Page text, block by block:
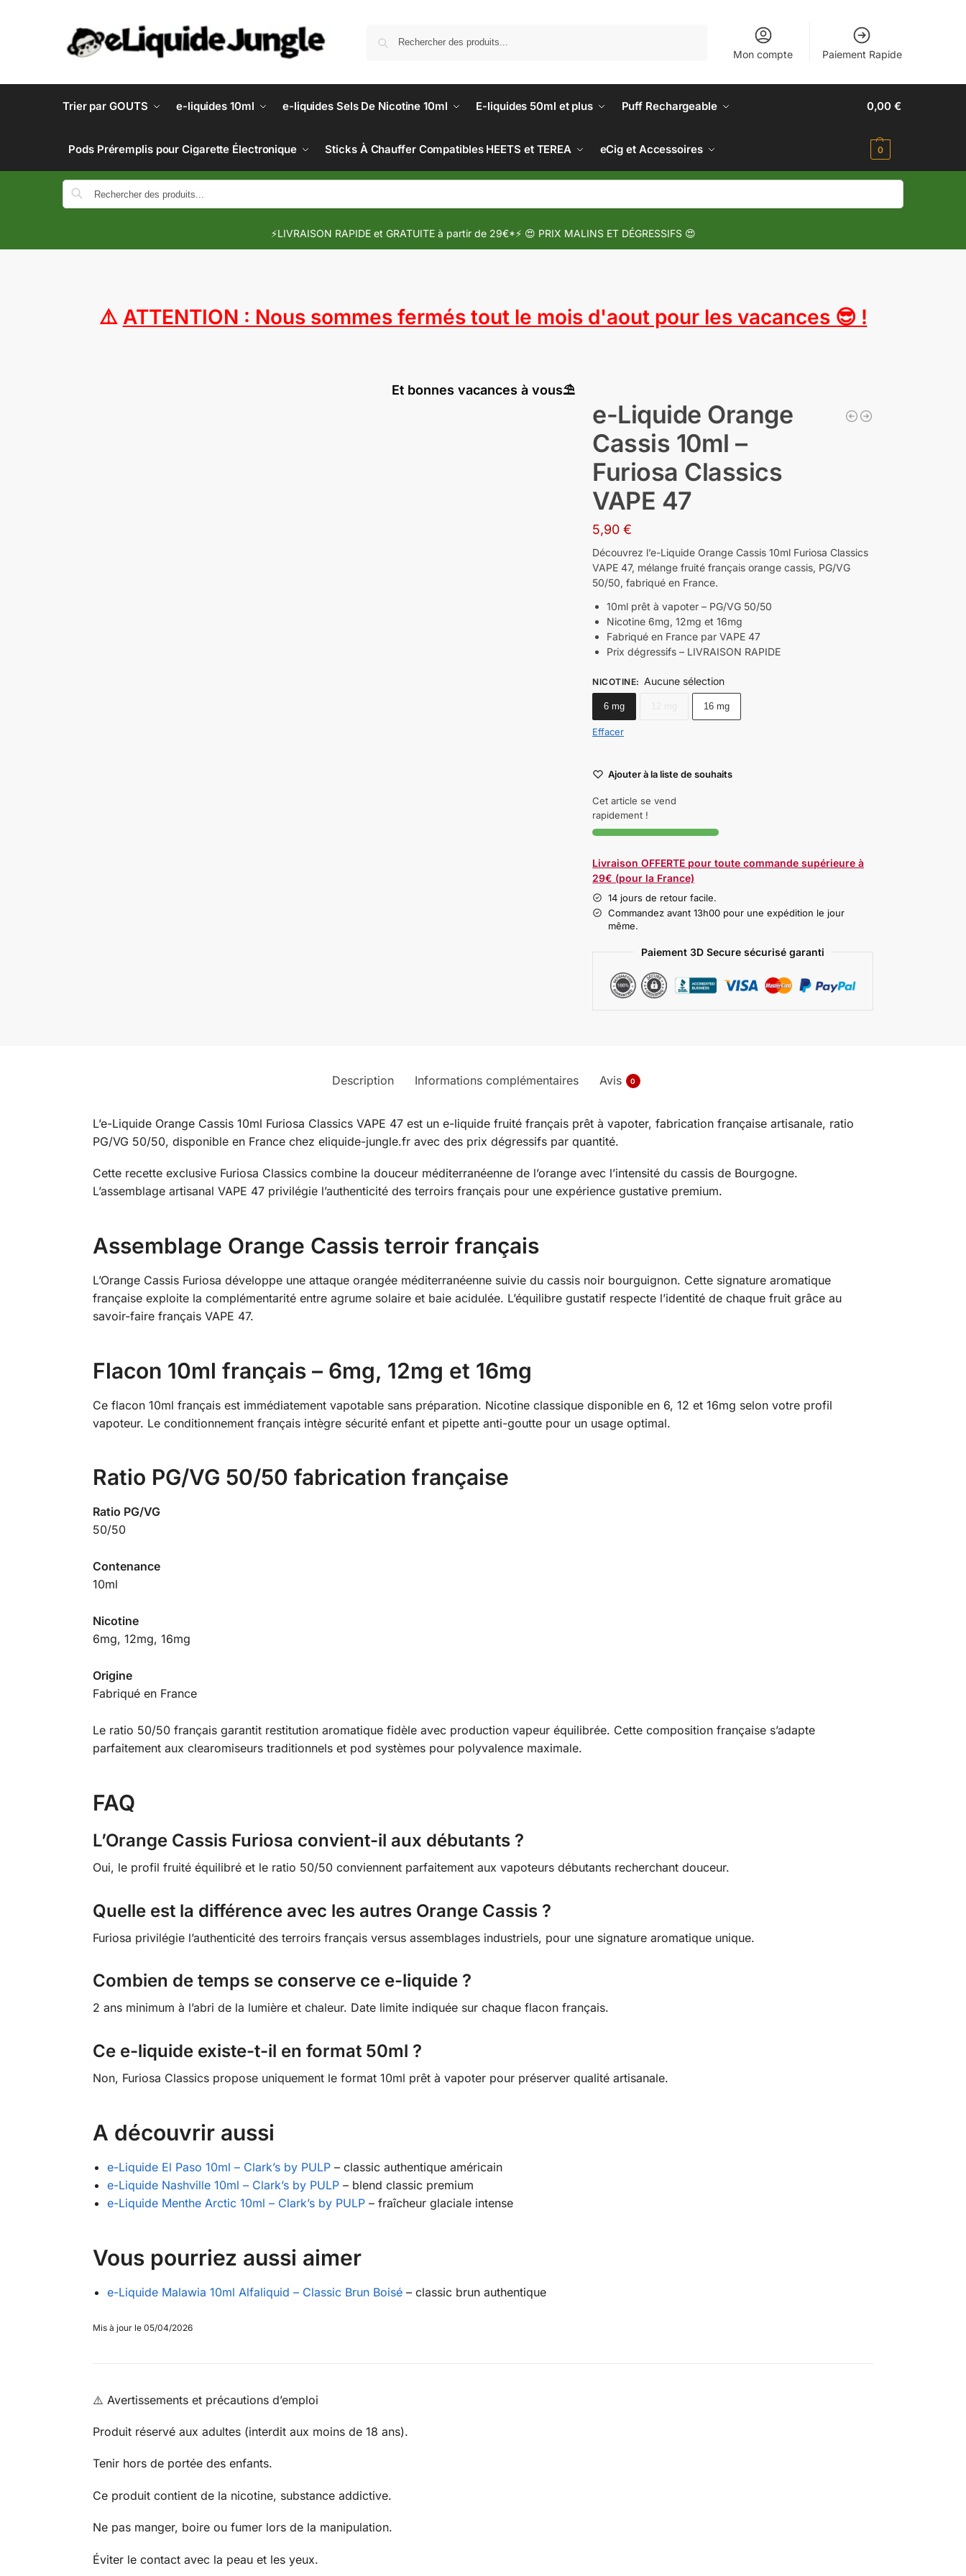
Mon compte Paiement Rapide
Trier par GOUTS e-liquides 10ml e-liquides Sels De Nicotine 10ml E-liquides 50ml et plus Puff Rechargeable
Pods Préremplis pour Cigarette Électronique Sticks À Chauffer Compatibles HEETS et TEREA eCig et Accessoires
0,00€
0
⚡LIVRAISON RAPIDE et GRATUITE à partir de 29€*⚡ 😍 PRIX MALINS ET DÉGRESSIFS 😍
⚠️ ATTENTION : Nous sommes fermés tout le mois d'aout pour les vacances 😎 !
Et bonnes vacances à vous⛱️
e-Liquide Orange
Cassis 10ml –
Furiosa Classics
VAPE 47
5,90€
Découvrez l’e-Liquide Orange Cassis 10ml Furiosa Classics
VAPE 47, mélange fruité français orange cassis, PG/VG
50/50, fabriqué en France.
10ml prêt à vapoter – PG/VG 50/50
Nicotine 6mg, 12mg et 16mg
Fabriqué en France par VAPE 47
Prix dégressifs – LIVRAISON RAPIDE
NICOTINE: Aucune sélection
6 mg 16 mg
Effacer
Ajouter à la liste de souhaits
Cet article se vend
rapidement !
Livraison OFFERTE pour toute commande supérieure à
29€ (pour la France)
14 jours de retour facile.
Commandez avant 13h00 pour une expédition le jour
même.
Paiement 3D Secure sécurisé garanti
Description Informations complémentaires Avis 0
L’e-Liquide Orange Cassis 10ml Furiosa Classics VAPE 47 est un e-liquide fruité français prêt à vapoter, fabrication française artisanale, ratio
PG/VG 50/50, disponible en France chez eliquide-jungle.fr avec des prix dégressifs par quantité.
Cette recette exclusive Furiosa Classics combine la douceur méditerranéenne de l’orange avec l’intensité du cassis de Bourgogne.
L’assemblage artisanal VAPE 47 privilégie l’authenticité des terroirs français pour une expérience gustative premium.
Assemblage Orange Cassis terroir français
L’Orange Cassis Furiosa développe une attaque orangée méditerranéenne suivie du cassis noir bourguignon. Cette signature aromatique
française exploite la complémentarité entre agrume solaire et baie acidulée. L’équilibre gustatif respecte l’identité de chaque fruit grâce au
savoir-faire français VAPE 47.
Flacon 10ml français – 6mg, 12mg et 16mg
Ce flacon 10ml français est immédiatement vapotable sans préparation. Nicotine classique disponible en 6, 12 et 16mg selon votre profil
vapoteur. Le conditionnement français intègre sécurité enfant et pipette anti-goutte pour un usage optimal.
Ratio PG/VG 50/50 fabrication française
Ratio PG/VG
50/50
Contenance
10ml
Nicotine
6mg, 12mg, 16mg
Origine
Fabriqué en France
Le ratio 50/50 français garantit restitution aromatique fidèle avec production vapeur équilibrée. Cette composition française s’adapte
parfaitement aux clearomiseurs traditionnels et pod systèmes pour polyvalence maximale.
FAQ
L’Orange Cassis Furiosa convient-il aux débutants ?
Oui, le profil fruité équilibré et le ratio 50/50 conviennent parfaitement aux vapoteurs débutants recherchant douceur.
Quelle est la différence avec les autres Orange Cassis ?
Furiosa privilégie l’authenticité des terroirs français versus assemblages industriels, pour une signature aromatique unique.
Combien de temps se conserve ce e-liquide ?
2 ans minimum à l’abri de la lumière et chaleur. Date limite indiquée sur chaque flacon français.
Ce e-liquide existe-t-il en format 50ml ?
Non, Furiosa Classics propose uniquement le format 10ml prêt à vapoter pour préserver qualité artisanale.
A découvrir aussi
e-Liquide El Paso 10ml – Clark’s by PULP– classic authentique américain
e-Liquide Nashville 10ml – Clark’s by PULP– blend classic premium
e-Liquide Menthe Arctic 10ml – Clark’s by PULP– fraîcheur glaciale intense
Vous pourriez aussi aimer
e-Liquide Malawia 10ml Alfaliquid – Classic Brun Boisé– classic brun authentique
Mis à jour le 05/04/2026
⚠️ Avertissements et précautions d’emploi
Produit réservé aux adultes (interdit aux moins de 18 ans).
Tenir hors de portée des enfants.
Ce produit contient de la nicotine, substance addictive.
Ne pas manger, boire ou fumer lors de la manipulation.
Éviter le contact avec la peau et les yeux.